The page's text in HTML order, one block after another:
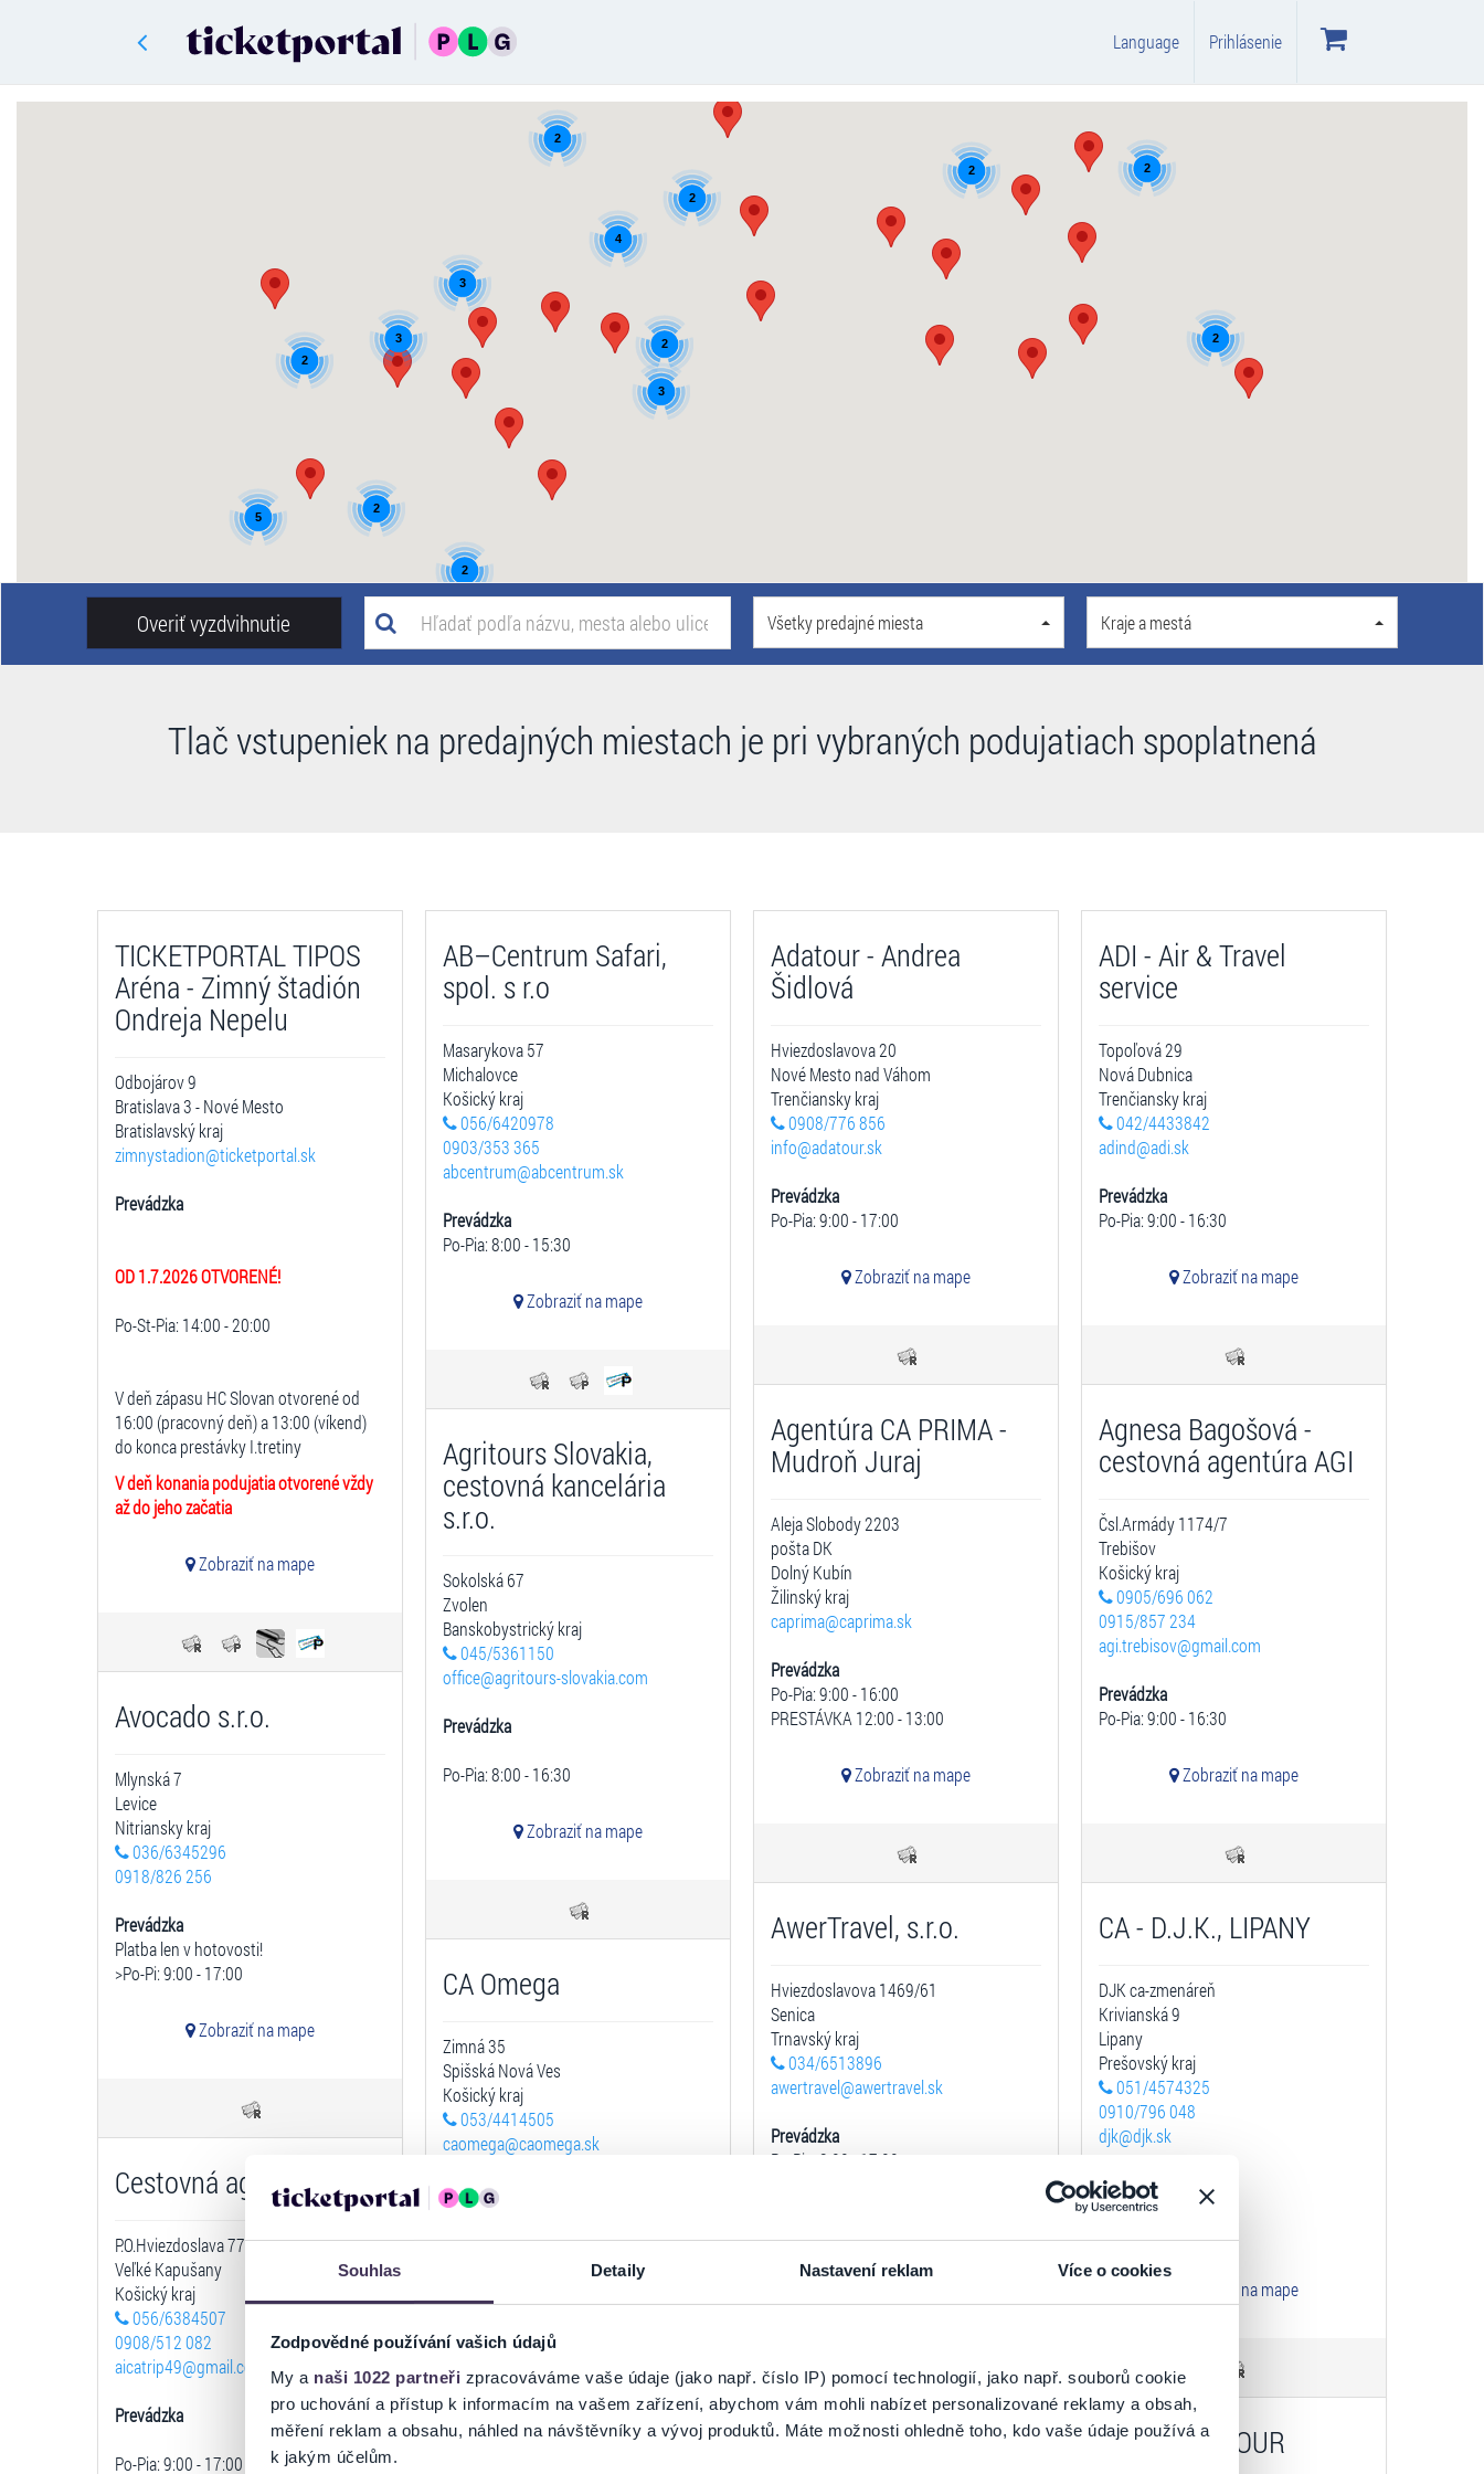
Souhlas Detaily Nastavení reklam Více o cookies
Zodpovědné používání vašich údajů
My a naši 1022 partneři zpracováváme vaše údaje (jako např. číslo IP) pomocí technologií, jako např. souborů cookie
pro uchování a přístup k informacím na vašem zařízení, abychom vám mohli nabízet personalizované reklamy a obsah,
měření reklam a obsahu, náhled na návštěvníky a vývoj produktů. Máte možnosti ohledně toho, kdo vaše údaje používá a
k jakým účelům.
Language Prihlásenie
5
2
3
3
2
3
2
2
2
2
2
2
2
4
Overiť vyzdvihnutie Všetky predajné miesta Kraje a mestá
Tlač vstupeniek na predajných miestach je pri vybraných podujatiach spoplatnená
TICKETPORTAL TIPOS
Aréna - Zimný štadión
Ondreja Nepelu
Odbojárov 9
Bratislava 3 - Nové Mesto
Bratislavský kraj
zimnystadion@ticketportal.sk
Prevádzka
OD 1.7.2026 OTVORENÉ!
Po-St-Pia: 14:00 - 20:00
V deň zápasu HC Slovan otvorené od
16:00 (pracovný deň) a 13:00 (víkend)
do konca prestávky I.tretiny
V deň konania podujatia otvorené vždy
až do jeho začatia
Zobraziť na mape
AB–Centrum Safari,
spol. s r.o
Masarykova 57
Michalovce
Košický kraj
056/6420978
0903/353 365
abcentrum@abcentrum.sk
Prevádzka
Po-Pia: 8:00 - 15:30
Zobraziť na mape
Adatour - Andrea
Šidlová
Hviezdoslavova 20
Nové Mesto nad Váhom
Trenčiansky kraj
0908/776 856
info@adatour.sk
Prevádzka
Po-Pia: 9:00 - 17:00
Zobraziť na mape
ADI - Air & Travel
service
Topoľová 29
Nová Dubnica
Trenčiansky kraj
042/4433842
adind@adi.sk
Prevádzka
Po-Pia: 9:00 - 16:30
Zobraziť na mape
Agentúra CA PRIMA -
Mudroň Juraj
Aleja Slobody 2203
pošta DK
Dolný Kubín
Žilinský kraj
caprima@caprima.sk
Prevádzka
Po-Pia: 9:00 - 16:00
PRESTÁVKA 12:00 - 13:00
Zobraziť na mape
Agnesa Bagošová -
cestovná agentúra AGI
Čsl.Armády 1174/7
Trebišov
Košický kraj
0905/696 062
0915/857 234
agi.trebisov@gmail.com
Prevádzka
Po-Pia: 9:00 - 16:30
Zobraziť na mape
Agritours Slovakia,
cestovná kancelária
s.r.o.
Sokolská 67
Zvolen
Banskobystrický kraj
045/5361150
office@agritours-slovakia.com
Prevádzka
Po-Pia: 8:00 - 16:30
Zobraziť na mape
Avocado s.r.o.
Mlynská 7
Levice
Nitriansky kraj
036/6345296
0918/826 256
Prevádzka
Platba len v hotovosti!
>Po-Pi: 9:00 - 17:00
Zobraziť na mape
AwerTravel, s.r.o.
Hviezdoslavova 1469/61
Senica
Trnavský kraj
034/6513896
awertravel@awertravel.sk
Prevádzka
Po-Pia: 8:00 - 17:00
Zobraziť na mape
CA - D.J.K., LIPANY
DJK ca-zmenáreň
Krivianská 9
Lipany
Prešovský kraj
051/4574325
0910/796 048
djk@djk.sk
Prevádzka
Po-Pia: 8:00 - 16:00
Zobraziť na mape
CA Omega
Zimná 35
Spišská Nová Ves
Košický kraj
053/4414505
caomega@caomega.sk
Prevádzka
Zobraziť na mape
Cestovná agentúra TRIP
P.O.Hviezdoslava 77
Veľké Kapušany
Košický kraj
056/6384507
0908/512 082
aicatrip49@gmail.com
Prevádzka
Po-Pia: 9:00 - 17:00
CK Eurotour Svidník
CK Eurotour, s.r.o. CK ORAVA TOUR